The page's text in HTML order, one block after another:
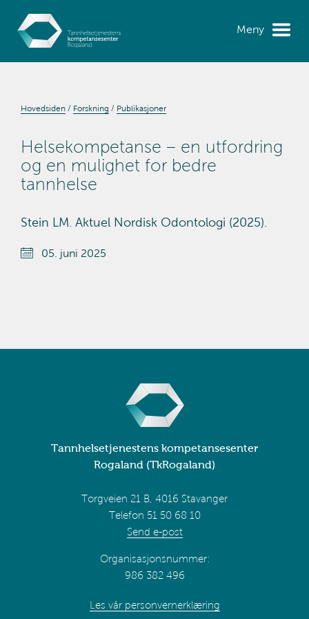
Meny
Hovedsiden Forskning Publikasjoner
Helsekompetanse – en utfordring
og en mulighet for bedre
tannhelse
Stein LM. Aktuel Nordisk Odontologi (2025).
05. juni 2025
Tannhelsetjenestens kompetansesenter
Rogaland (TkRogaland)
Torgveien 21 B, 4016 Stavanger
Telefon 51 50 68 10
Send e-post
Organisasjonsnummer:
986 382 496
Les vår personvernerklæring